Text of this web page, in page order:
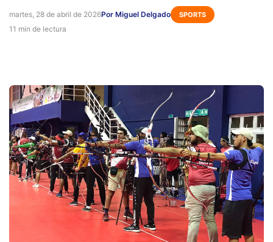
martes, 28 de abril de 2026Por Miguel Delgado SPORTS
11 min de lectura